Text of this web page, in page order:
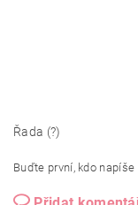
Řada (?)
Buďte první, kdo